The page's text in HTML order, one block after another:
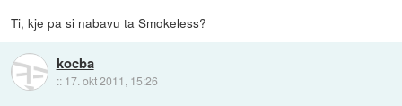
Ti, kje pa si nabavu ta Smokeless?
kocba
:: 17. okt 2011, 15:26